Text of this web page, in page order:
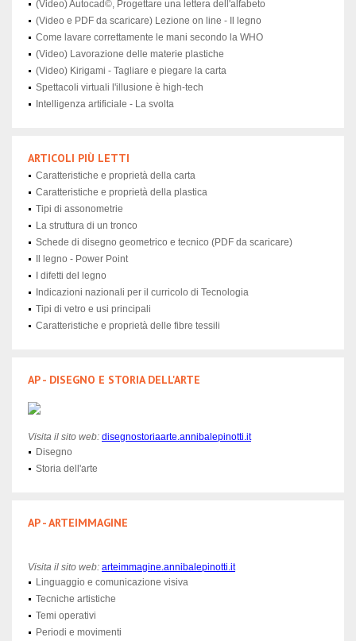
(Video) Autocad©, Progettare una lettera dell'alfabeto
(Video e PDF da scaricare) Lezione on line - Il legno
Come lavare correttamente le mani secondo la WHO
(Video) Lavorazione delle materie plastiche
(Video) Kirigami - Tagliare e piegare la carta
Spettacoli virtuali l'illusione è high-tech
Intelligenza artificiale - La svolta
ARTICOLI PIÙ LETTI
Caratteristiche e proprietà della carta
Caratteristiche e proprietà della plastica
Tipi di assonometrie
La struttura di un tronco
Schede di disegno geometrico e tecnico (PDF da scaricare)
Il legno - Power Point
I difetti del legno
Indicazioni nazionali per il curricolo di Tecnologia
Tipi di vetro e usi principali
Caratteristiche e proprietà delle fibre tessili
AP - DISEGNO E STORIA DELL'ARTE
Visita il sito web: disegnostoriaarte.annibalepinotti.it
Disegno
Storia dell'arte
AP - ARTEIMMAGINE
Visita il sito web: arteimmagine.annibalepinotti.it
Linguaggio e comunicazione visiva
Tecniche artistiche
Temi operativi
Periodi e movimenti